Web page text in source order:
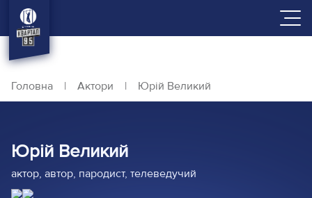
Головна | Актори | Юрій Великий
Юрій Великий
актор, автор, пародист, телеведучий